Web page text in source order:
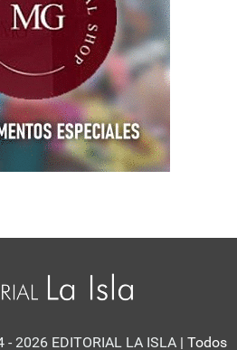
2026 EDITORIAL LA ISLA | Todos